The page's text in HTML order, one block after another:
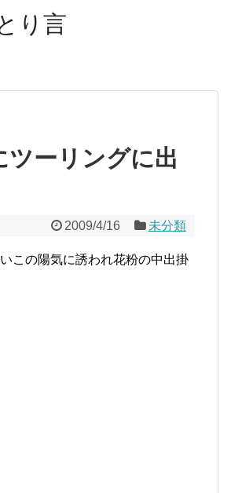
り言
ーリングに出
2009/4/16 未分類
この陽気に誘われ花粉の中出掛